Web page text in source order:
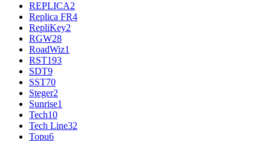
REPLICA2
Replica FR4
RepliKey2
RGW28
RoadWiz1
RST193
SDT9
SST70
Steger2
Sunrise1
Tech10
Tech Line32
Topu6